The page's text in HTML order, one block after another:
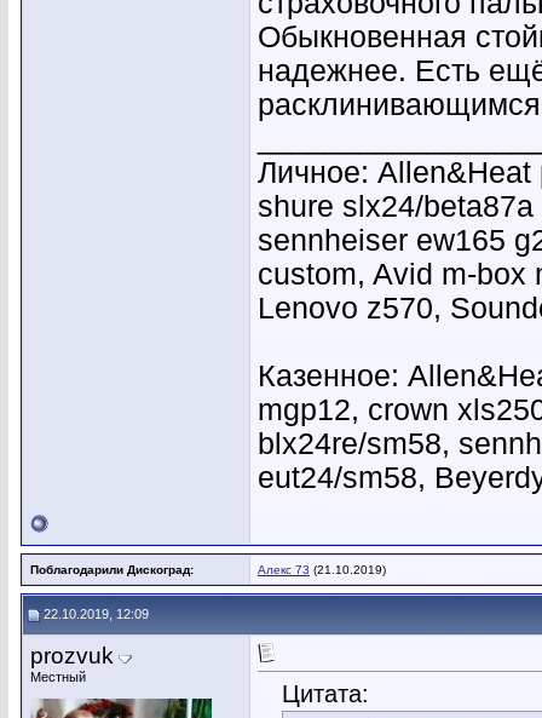
Обыкновенная
надежнее. Есть
расклинивающимся
Личное:
shure slx24/
sennheiser ew165
custom, Avid m-box
Lenovo z570,
Казенное:
mgp12, crown
blx24re/sm58,
eut24/sm58,
Поблагодарили Дискоград: Алекс 73 (21.10.2019)
22.10.2019, 12:09
prozvuk
Местный
Цитата: